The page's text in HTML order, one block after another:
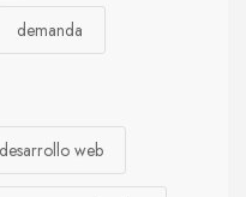
demanda
desarrollo web